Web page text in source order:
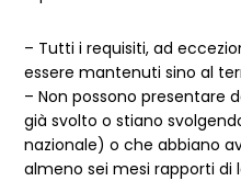
– Tutti i requisiti, ad
essere mantenuti sino al
– Non possono presentare
già svolto o stiano
nazionale) o che abbiano
almeno sei mesi rapporti di